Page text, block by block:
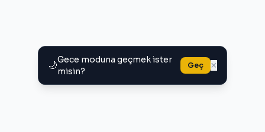
🌙Gece moduna geçmek ister
misin?
Geç ×